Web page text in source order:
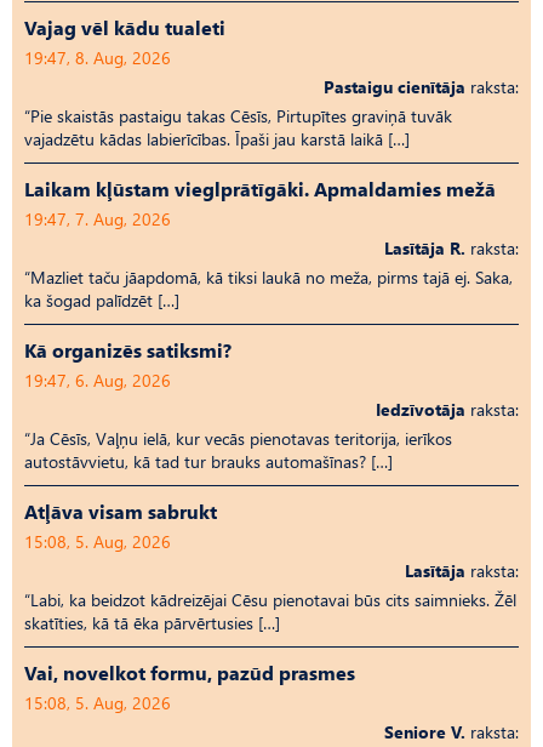
Vajag vēl kādu tualeti
19:47, 8. Aug, 2026
Pastaigu cienītāja raksta:
“Pie skaistās pastaigu takas Cēsīs, Pirtupītes graviņā tuvāk
vajadzētu kādas labierīcības. Īpaši jau karstā laikā […]
Laikam kļūstam vieglprātīgāki. Apmaldamies mežā
19:47, 7. Aug, 2026
Lasītāja R. raksta:
“Mazliet taču jāapdomā, kā tiksi laukā no meža, pirms tajā ej. Saka,
ka šogad palīdzēt […]
Kā organizēs satiksmi?
19:47, 6. Aug, 2026
Iedzīvotāja raksta:
“Ja Cēsīs, Vaļņu ielā, kur vecās pienotavas teritorija, ierīkos
autostāvvietu, kā tad tur brauks automašīnas? […]
Atļāva visam sabrukt
15:08, 5. Aug, 2026
Lasītāja raksta:
“Labi, ka beidzot kādreizējai Cēsu pienotavai būs cits saimnieks. Žēl
skatīties, kā tā ēka pārvērtusies […]
Vai, novelkot formu, pazūd prasmes
15:08, 5. Aug, 2026
Seniore V. raksta: